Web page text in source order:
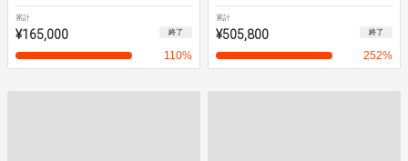
累計
¥165,000 終了
110%
累計
¥505,800 終了
252%